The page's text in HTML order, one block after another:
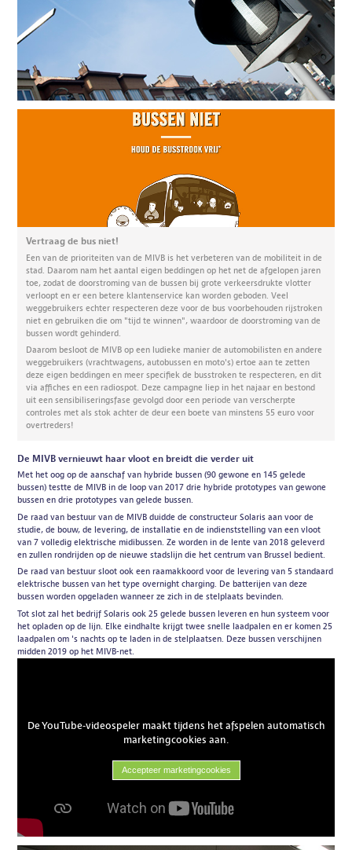
Vertraag de bus niet!
Een van de prioriteiten van de MIVB is het verbeteren van de mobiliteit in de
stad. Daarom nam het aantal eigen beddingen op het net de afgelopen jaren
toe, zodat de doorstroming van de bussen bij grote verkeersdrukte vlotter
verloopt en er een betere klantenservice kan worden geboden. Veel
weggebruikers echter respecteren deze voor de bus voorbehouden rijstroken
niet en gebruiken die om "tijd te winnen", waardoor de doorstroming van de
bussen wordt gehinderd.
Daarom besloot de MIVB op een ludieke manier de automobilisten en andere
weggebruikers (vrachtwagens, autobussen en moto's) ertoe aan te zetten
deze eigen beddingen en meer specifiek de busstroken te respecteren, en dit
via affiches en een radiospot. Deze campagne liep in het najaar en bestond
uit een sensibiliseringsfase gevolgd door een periode van verscherpte
controles met als stok achter de deur een boete van minstens 55 euro voor
overtreders!
De MIVB vernieuwt haar vloot en breidt die verder uit
Met het oog op de aanschaf van hybride bussen (90 gewone en 145 gelede
bussen) testte de MIVB in de loop van 2017 drie hybride prototypes van gewone
bussen en drie prototypes van gelede bussen.
De raad van bestuur van de MIVB duidde de constructeur Solaris aan voor de
studie, de bouw, de levering, de installatie en de indienststelling van een vloot
van 7 volledig elektrische midibussen. Ze worden in de lente van 2018 geleverd
en zullen rondrijden op de nieuwe stadslijn die het centrum van Brussel bedient.
De raad van bestuur sloot ook een raamakkoord voor de levering van 5 standaard
elektrische bussen van het type overnight charging. De batterijen van deze
bussen worden opgeladen wanneer ze zich in de stelplaats bevinden.
Tot slot zal het bedrijf Solaris ook 25 gelede bussen leveren en hun systeem voor
het opladen op de lijn. Elke eindhalte krijgt twee snelle laadpalen en er komen 25
laadpalen om 's nachts op te laden in de stelplaatsen. Deze bussen verschijnen
midden 2019 op het MIVB-net.
De YouTube-videospeler maakt tijdens het afspelen automatisch
marketingcookies aan.
Accepteer marketingcookies